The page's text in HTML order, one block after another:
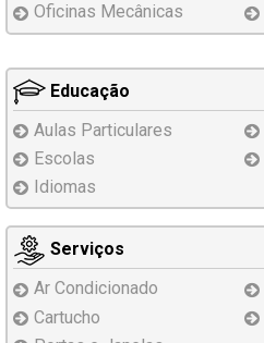
Oficinas Mecânicas
Educação
Aulas Particulares
Escolas
Idiomas
Serviços
Ar Condicionado
Cartucho